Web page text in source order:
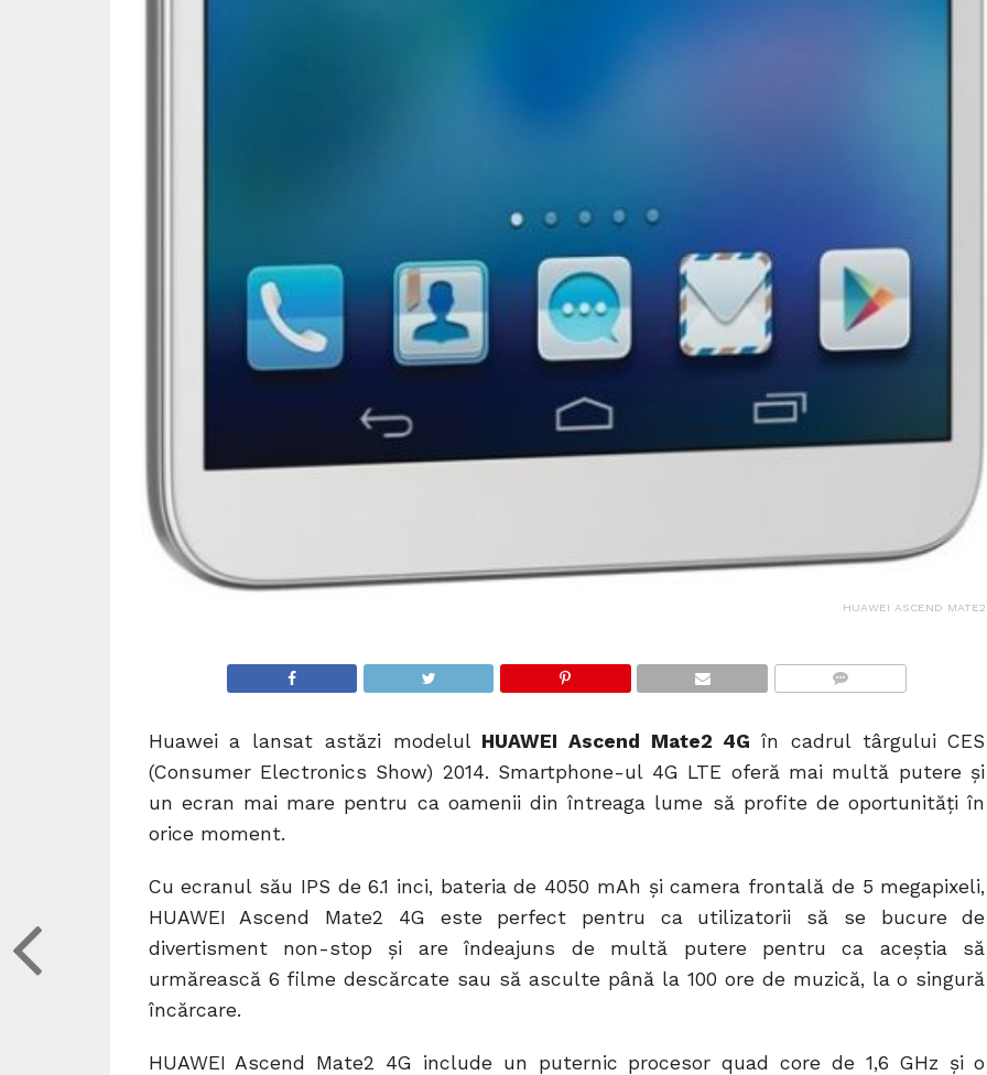
HUAWEI ASCEND
Huawei a lansat astăzi modelul HUAWEI Ascend Mate2 4Gîn cadrul târgului CES
(Consumer Electronics Show) 2014. Smartphone-ul 4G LTE oferă mai multă putere și
un ecran mai mare pentru ca oamenii din întreaga lume să profite de oportunități în
orice moment.
Cu ecranul său IPS de 6.1 inci, bateria de 4050 mAh și camera frontală de 5 megapixeli,
HUAWEI Ascend Mate2 4G este perfect pentru ca utilizatorii să se bucure de
divertisment non-stop și are îndeajuns de multă putere pentru ca aceștia să
urmărească 6 filme descărcate sau să asculte până la 100 ore de muzică, la o singură
încărcare.
HUAWEI Ascend Mate2 4G include un puternic procesor quad core de 1,6 GHz și o